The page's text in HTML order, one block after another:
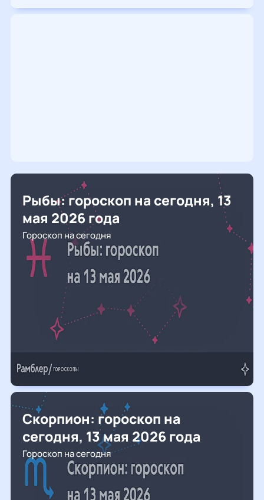
Рыбы: гороскоп на сегодня, 13
мая 2026 года
Гороскоп на сегодня
Скорпион: гороскоп на
сегодня, 13 мая 2026 года
Гороскоп на сегодня